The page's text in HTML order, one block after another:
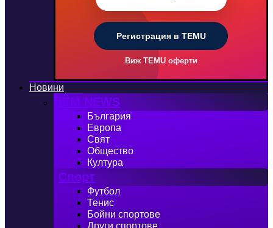
Регистрация в TEMU
Виж TEMU оферти
Новини
iEM NEWS
България
Европа
Свят
Общество
Култура
Спорт
Футбол
Тенис
Бойни спортове
Други спортове